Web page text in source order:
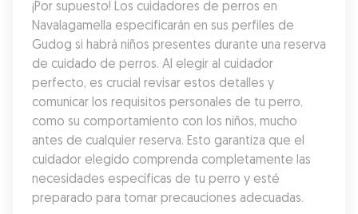
¡Por supuesto! Los cuidadores de perros en
Navalagamella especificarán en sus perfiles de
Gudog si habrá niños presentes durante una reserva
de cuidado de perros. Al elegir al cuidador
perfecto, es crucial revisar estos detalles y
comunicar los requisitos personales de tu perro,
como su comportamiento con los niños, mucho
antes de cualquier reserva. Esto garantiza que el
cuidador elegido comprenda completamente las
necesidades específicas de tu perro y esté
preparado para tomar precauciones adecuadas.